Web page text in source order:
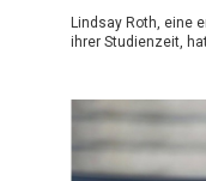
Lindsay Roth, eine
ihrer Studienzeit,